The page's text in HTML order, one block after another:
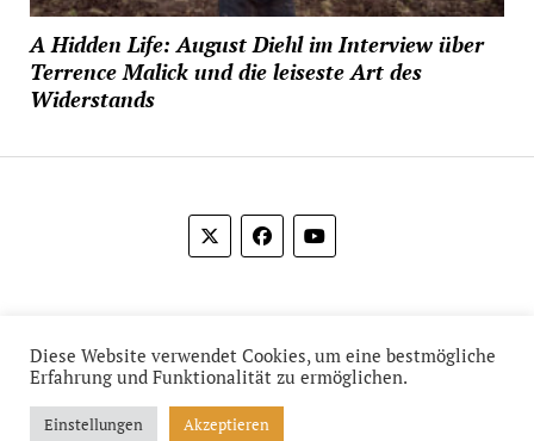
A Hidden Life: August Diehl im Interview über
Terrence Malick und die leiseste Art des
Widerstands
Diese Website verwendet Cookies, um eine bestmögliche
Erfahrung und Funktionalität zu ermöglichen.
Einstellungen Akzeptieren